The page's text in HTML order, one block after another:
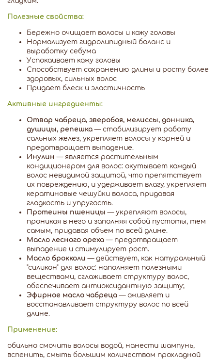
Полезные свойства:
Бережно очищает волосы и кожу головы
Нормализует гидролипидный баланс и
выработку себума
Успокаивает кожу головы
Способствует сохранению длины и росту более
здоровых, сильных волос
Придает блеск и эластичность
Активные ингредиенты:
Отвар чабреца, зверобоя, мелиссы, донника,
душицы, репешка — стабилизирует работу
сальных желез, укрепляет волосы у корней и
предотвращает выпадение.
Инулин — является растительным
кондиционером для волос: окутывает каждый
волос невидимой защитой, что препятствует
их повреждению, и удерживает влагу, укрепляет
кератиновые чешуйки волоса, придавая
гладкость и упругость.
Протеины пшеницы — укрепляют волосы,
проникая в него и заполняя собой пустоты, тем
самым, придавая объем по всей длине.
Масло лесного ореха — предотвращает
выпадение и стимулирует рост.
Масло брокколи — действует, как натуральный
"силикон" для волос: наполняет полезными
веществами, сглаживает структуру волос,
обеспечивает антиоксидантную защиту;
Эфирное масло чабреца — оживляет и
восстанавливает структуру волос по всей
длине.
Применение:
обильно смочить волосы водой, нанести шампунь,
вспенить, смыть большим количеством прохладной